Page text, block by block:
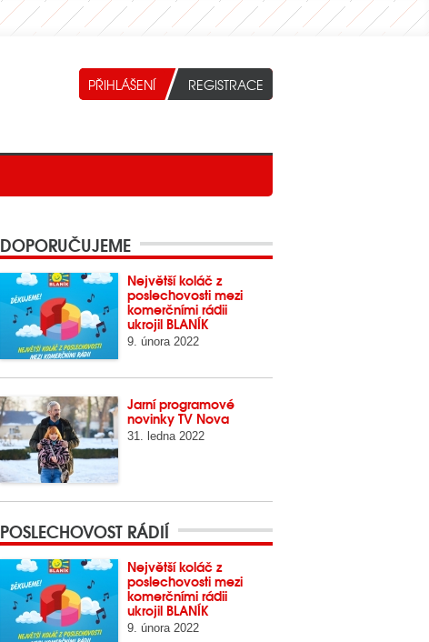
DOPORUČUJEME
Největší koláč z
poslechovosti mezi
komerčními rádii
ukrojil BLANÍK
9. února 2022
Jarní programové
novinky TV Nova
31. ledna 2022
POSLECHOVOST RÁDIÍ
Největší koláč z
poslechovosti mezi
komerčními rádii
ukrojil BLANÍK
9. února 2022